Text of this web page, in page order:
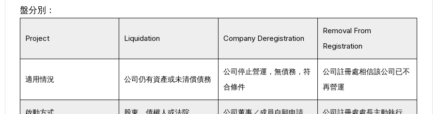
盤分別：
Project Liquidation Company Deregistration
Removal From
Registration
適用情況 公司仍有資產或未清償債務
公司停止營運，無債務，符
合條件
公司註冊處相信該公司已不
再營運
啟動方式 股東、債權人或法院 公司董事／成員自願申請 公司註冊處處長主動執行